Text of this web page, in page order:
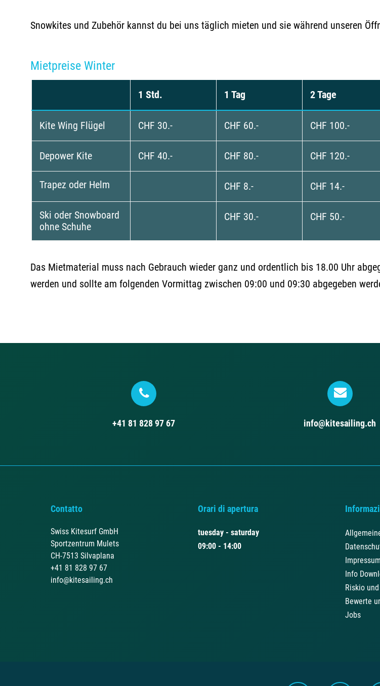
Snowkites und Zubehör kannst du bei uns täglich mieten und sie während unseren
Mietpreise Winter
1 Std. 1 Tag 2 Tage
Kite Wing Flügel CHF 30.- CHF 60.- CHF 100.-
Depower Kite CHF 40.- CHF 80.- CHF 120.-
Trapez oder Helm CHF 8.- CHF 14.-
Ski oder Snowboard
ohne Schuhe
CHF 30.- CHF 50.-
Das Mietmaterial muss nach Gebrauch wieder ganz und ordentlich bis 18.00 Uhr
werden und sollte am folgenden Vormittag zwischen 09:00 und 09:30 abgegeben
+41 81 828 97 67 info@kitesailing.ch
Contatto
Swiss Kitesurf GmbH
Sportzentrum Mulets
CH-7513 Silvaplana
+41 81 828 97 67
info@kitesailing.ch
Orari di apertura
tuesday - saturday
09:00 - 14:00
Impressum
Info
Riskio
Bewerte
Jobs